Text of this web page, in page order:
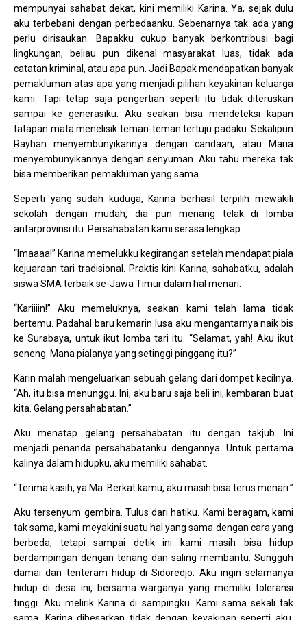
mempunyai sahabat dekat, kini memiliki Karina. Ya, sejak dulu
aku terbebani dengan perbedaanku. Sebenarnya tak ada yang
perlu dirisaukan. Bapakku cukup banyak berkontribusi bagi
lingkungan, beliau pun dikenal masyarakat luas, tidak ada
catatan kriminal, atau apa pun. Jadi Bapak mendapatkan banyak
pemakluman atas apa yang menjadi pilihan keyakinan keluarga
kami. Tapi tetap saja pengertian seperti itu tidak diteruskan
sampai ke generasiku. Aku seakan bisa mendeteksi kapan
tatapan mata menelisik teman-teman tertuju padaku. Sekalipun
Rayhan menyembunyikannya dengan candaan, atau Maria
menyembunyikannya dengan senyuman. Aku tahu mereka tak
bisa memberikan pemakluman yang sama.
Seperti yang sudah kuduga, Karina berhasil terpilih mewakili
sekolah dengan mudah, dia pun menang telak di lomba
antarprovinsi itu. Persahabatan kami serasa lengkap.
“Imaaaa!” Karina memelukku kegirangan setelah mendapat piala
kejuaraan tari tradisional. Praktis kini Karina, sahabatku, adalah
siswa SMA terbaik se-Jawa Timur dalam hal menari.
“Kariiiin!” Aku memeluknya, seakan kami telah lama tidak
bertemu. Padahal baru kemarin lusa aku mengantarnya naik bis
ke Surabaya, untuk ikut lomba tari itu. “Selamat, yah! Aku ikut
seneng. Mana pialanya yang setinggi pinggang itu?”
Karin malah mengeluarkan sebuah gelang dari dompet kecilnya.
“Ah, itu bisa menunggu. Ini, aku baru saja beli ini, kembaran buat
kita. Gelang persahabatan.”
Aku menatap gelang persahabatan itu dengan takjub. Ini
menjadi penanda persahabatanku dengannya. Untuk pertama
kalinya dalam hidupku, aku memiliki sahabat.
“Terima kasih, ya Ma. Berkat kamu, aku masih bisa terus menari.”
Aku tersenyum gembira. Tulus dari hatiku. Kami beragam, kami
tak sama, kami meyakini suatu hal yang sama dengan cara yang
berbeda, tetapi sampai detik ini kami masih bisa hidup
berdampingan dengan tenang dan saling membantu. Sungguh
damai dan tenteram hidup di Sidoredjo. Aku ingin selamanya
hidup di desa ini, bersama warganya yang memiliki toleransi
tinggi. Aku melirik Karina di sampingku. Kami sama sekali tak